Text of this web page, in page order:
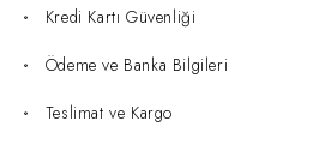
Kredi Kartı Güvenliği
Ödeme ve Banka Bilgileri
Teslimat ve Kargo